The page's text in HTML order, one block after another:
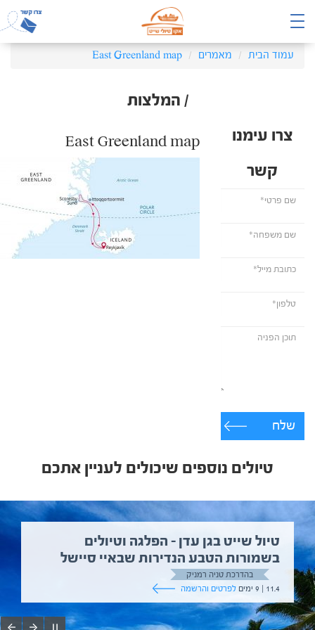
עמוד הבית מאמרים East Greenland map
/ המלצות
צרו עימנו
קשר
שלח
East Greenland map
טיולים נוספים שיכולים לעניין אתכם
טיול שייט בגן עדן – הפלגה וטיולים
בשמורות הטבע הנדירות שבאיי סיישל
בהדרכת טניה רמניק
11.4 | 9 ימים
לפרטים והרשמה